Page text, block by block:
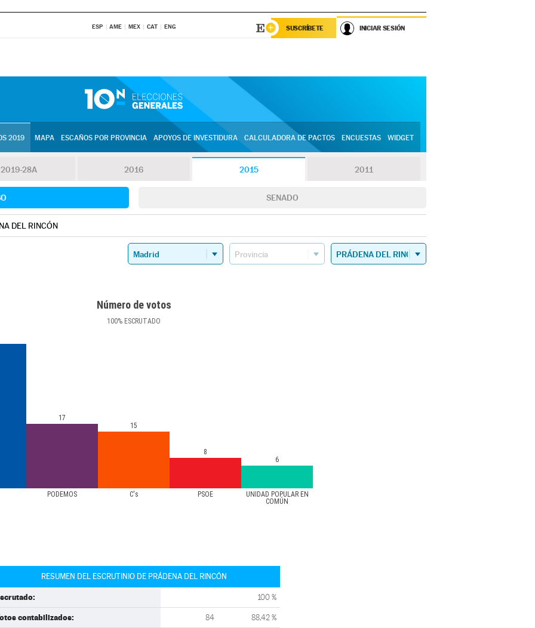
ESP AME MEX CAT ENG SUSCRÍBETE INICIAR SESIÓN
2019 MAPA ESCAÑOS POR PROVINCIA APOYOS DE INVESTIDURA CALCULADORA DE PACTOS ENCUESTAS WIDGET
2019-28A 2016 2015 2011
SENADO
DEL RINCÓN
Número de votos
100% ESCRUTADO
PODEMOS C's PSOE
UNIDAD POPULAR EN
COMÚN
17
15
8
6
RESUMEN DEL ESCRUTINIO DE PRÁDENA DEL RINCÓN
100 %
contabilizados: 84 88,42 %